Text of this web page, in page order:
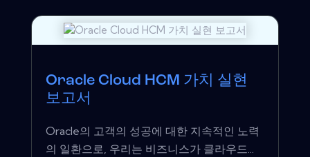
Oracle Cloud HCM 가치 실현
보고서
Oracle의 고객의 성공에 대한 지속적인 노력
의 일환으로, 우리는 비즈니스가 클라우드...